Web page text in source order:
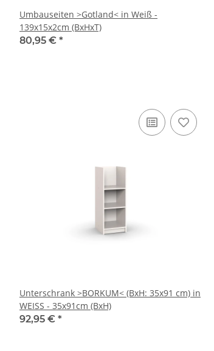
Umbauseiten >Gotland< in Weiß -
139x15x2cm (BxHxT)
80,95 € *
Unterschrank >BORKUM< (BxH: 35x91 cm) in
WEISS - 35x91cm (BxH)
92,95 € *